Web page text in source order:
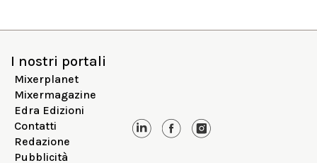
I nostri portali
Mixerplanet
Mixermagazine
Edra Edizioni
Contatti
Redazione
Pubblicità